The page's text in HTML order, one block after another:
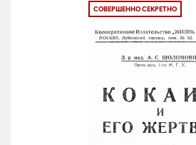
СОВЕРШЕННО СЕКРЕТНО